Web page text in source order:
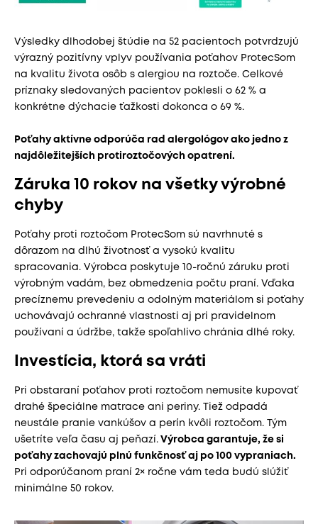
Výsledky dlhodobej štúdie na 52 pacientoch potvrdzujú
výrazný pozitívny vplyv používania poťahov ProtecSom
na kvalitu života osôb s alergiou na roztoče. Celkové
príznaky sledovaných pacientov poklesli o 62 % a
konkrétne dýchacie ťažkosti dokonca o 69 %.
Poťahy aktívne odporúča rad alergológov ako jedno z
najdôležitejších protiroztočových opatrení.
Záruka 10 rokov na všetky výrobné
chyby
Poťahy proti roztočom ProtecSom sú navrhnuté s
dôrazom na dlhú životnosť a vysokú kvalitu
spracovania. Výrobca poskytuje 10-ročnú záruku proti
výrobným vadám, bez obmedzenia počtu praní. Vďaka
precíznemu prevedeniu a odolným materiálom si poťahy
uchovávajú ochranné vlastnosti aj pri pravidelnom
používaní a údržbe, takže spoľahlivo chránia dlhé roky.
Investícia, ktorá sa vráti
Pri obstaraní poťahov proti roztočom nemusíte kupovať
drahé špeciálne matrace ani periny. Tiež odpadá
neustále pranie vankúšov a perín kvôli roztočom. Tým
ušetríte veľa času aj peňazí. Výrobca garantuje, že si
poťahy zachovajú plnú funkčnosť aj po 100 vypraniach.
Pri odporúčanom praní 2× ročne vám teda budú slúžiť
minimálne 50 rokov.